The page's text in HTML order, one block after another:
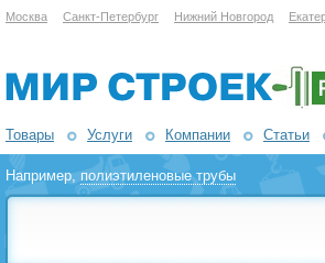
Москва Санкт-Петербург Нижний Новгород
Товары Услуги Компании Статьи
Например,полиэтиленовые трубы